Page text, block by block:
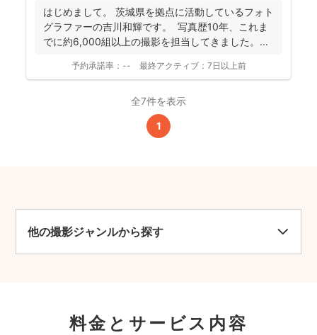
ても「楽しかった！」と気持ちがよみがえる写真を残す
ことを、心がけて活動されていらっしゃいます！
はじめまして。 茨城県を拠点に活動しているフォト
グラファーの吉川和輝です。 写真歴10年、これま
でに約6,000組以上の撮影を担当してきました。 ...
予約承諾率： -- 最終アクティブ： 7日以上前
全7件を表示
1
他の撮影ジャンルから探す
料金とサービス内容